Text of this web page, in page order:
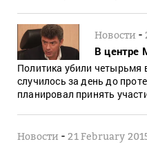
Новости -
В центре
Политика убили четырьмя
случилось за день до
планировал принять
Новости -21 February